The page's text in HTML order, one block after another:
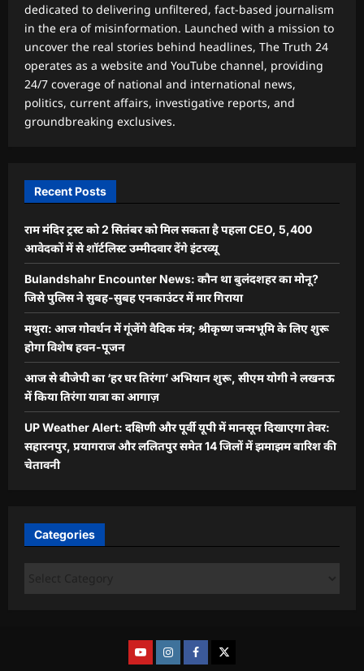
dedicated to delivering unfiltered, fact-based journalism
in the era of misinformation. Launched with a mission to
uncover the real stories behind headlines, The Truth 24
operates as a website and YouTube channel, providing
24/7 coverage of national and international news,
politics, current affairs, investigative reports, and
groundbreaking exclusives.
Recent Posts
राम मंदिर ट्रस्ट को 2 सितंबर को मिल सकता है पहला CEO, 5,400
आवेदकों में से शॉर्टलिस्ट उम्मीदवार देंगे इंटरव्यू
Bulandshahr Encounter News: कौन था बुलंदशहर का मोनू?
जिसे पुलिस ने सुबह-सुबह एनकाउंटर में मार गिराया
मथुरा: आज गोवर्धन में गूंजेंगे वैदिक मंत्र; श्रीकृष्ण जन्मभूमि के लिए शुरू
होगा विशेष हवन-पूजन
आज से बीजेपी का ‘हर घर तिरंगा’ अभियान शुरू, सीएम योगी ने लखनऊ
में किया तिरंगा यात्रा का आगाज़
UP Weather Alert: दक्षिणी और पूर्वी यूपी में मानसून दिखाएगा तेवर:
सहारनपुर, प्रयागराज और ललितपुर समेत 14 जिलों में झमाझम बारिश की
चेतावनी
Categories